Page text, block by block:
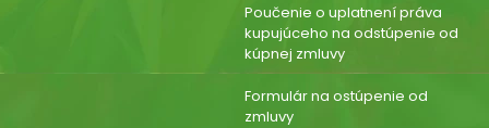
Poučenie o uplatnení práva
kupujúceho na odstúpenie od
kúpnej zmluvy
Formulár na ostúpenie od
zmluvy